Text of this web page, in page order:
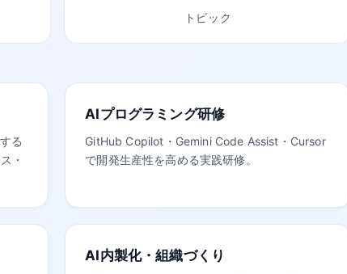
トピック
る
・
AIプログラミング研修
GitHub Copilot・Gemini Code Assist・Cursor
で開発生産性を高める実践研修。
AI内製化・組織づくり